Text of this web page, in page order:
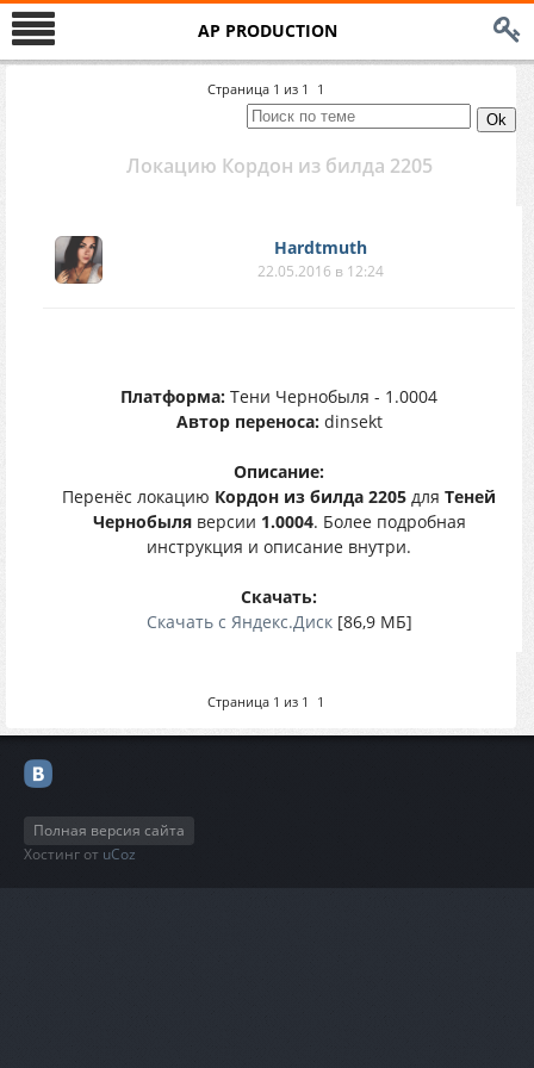
AP PRODUCTION
Страница 1 из 1 1
Локацию Кордон из билда 2205
Hardtmuth
22.05.2016 в 12:24
Платформа: Тени Чернобыля - 1.0004
Автор переноса: dinsekt
Описание:
Перенёс локацию Кордон из билда 2205 для Теней
Чернобыляверсии 1.0004. Более подробная
инструкция и описание внутри.
Скачать:
Скачать с Яндекс.Диск[86,9 МБ]
Страница 1 из 1 1
Полная версия сайта
Хостинг от uCoz